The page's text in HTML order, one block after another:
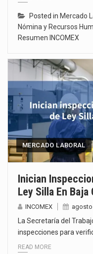
Posted in Mercado
Nómina y Recursos
Resumen INCOMEX
MERCADO LABORAL
Inician
Ley Silla En Baja
INCOMEX agosto
La Secretaría del
inspecciones para
READ MORE